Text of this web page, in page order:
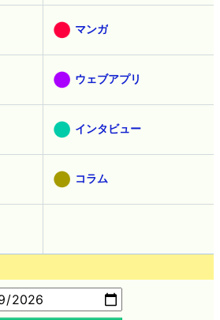
マンガ
ウェブアプリ
インタビュー
コラム